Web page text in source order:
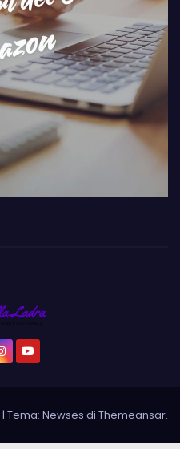
| Tema: Newses di Themeansar.